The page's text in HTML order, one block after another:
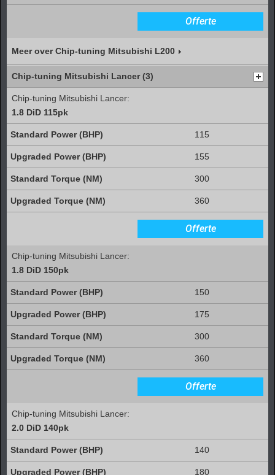
Offerte
Meer over Chip-tuning Mitsubishi L200
Chip-tuning Mitsubishi Lancer (3)
Chip-tuning Mitsubishi Lancer:
1.8 DiD 115pk
115
155
300
360
Offerte
Chip-tuning Mitsubishi Lancer:
1.8 DiD 150pk
150
175
300
360
Offerte
Chip-tuning Mitsubishi Lancer:
2.0 DiD 140pk
140
180